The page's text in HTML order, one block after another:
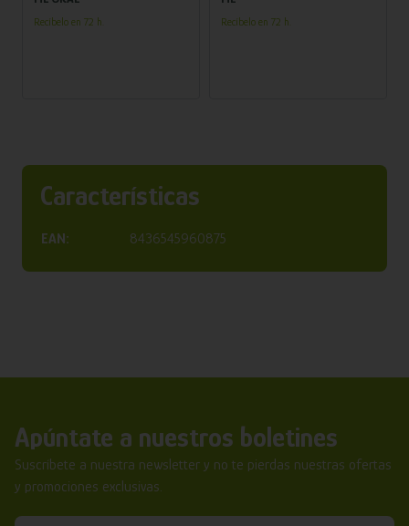
Recíbelo en 72 h. Recíbelo en 72 h.
Características
EAN: 8436545960875
Apúntate a nuestros boletines
Suscríbete a nuestra newsletter y no te pierdas nuestras ofertas
y promociones exclusivas.